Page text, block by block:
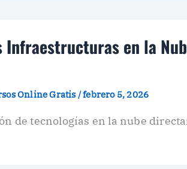
en la
Online Gratis /febrero 5, 2026
de tecnologías en la nube